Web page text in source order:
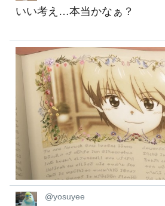
いい考え…本当かなぁ？
@yosuyee